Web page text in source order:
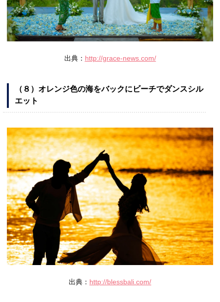
出典： http://grace-news.com/
（８）オレンジ色の海をバックにビーチでダンスシル
エット
出典： http://blessbali.com/